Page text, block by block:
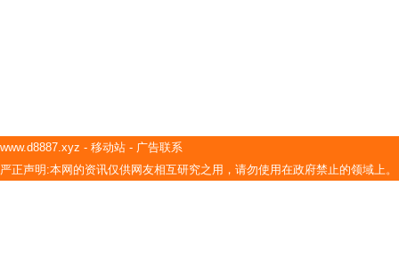
www.d8887.xyz - 移动站 - 广告联系
严正声明:本网的资讯仅供网友相互研究之用，请勿使用在政府禁止的领域上。